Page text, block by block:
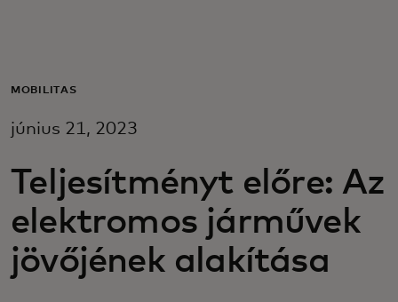
Vállalkozásoknak
Innovátoroknak
Hírek és trendek
MOBILITÁS
június 21, 2023
Teljesítményt előre: Az
elektromos járművek
jövőjének alakítása